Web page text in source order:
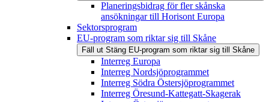
Planeringsbidrag för fler skånska
ansökningar till Horisont Europa
Sektorsprogram
EU-program som riktar sig till Skåne
Fäll ut Stäng EU-program som riktar sig till Skåne
Interreg Europa
Interreg Nordsjöprogrammet
Interreg Södra Östersjöprogrammet
Interreg Öresund-Kattegatt-Skagerak